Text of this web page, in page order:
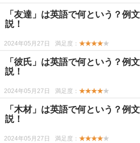
「友達」は英語で何という？例
説！
2024年05月27日 満足度： ★★★★★
「彼氏」は英語で何という？例
説！
2024年05月27日 満足度： ★★★★★
「木材」は英語で何という？例
説！
2024年05月27日 満足度： ★★★★★